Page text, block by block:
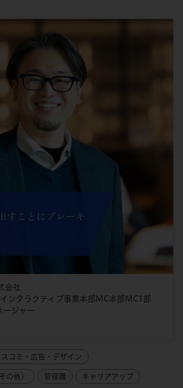
すことにブレーキ
会社
インタラクティブ事業本部MC本部MC1部
ージャー
スコミ・広告・デザイン
の他） 管理職 キャリアアップ